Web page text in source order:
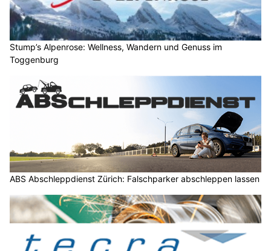
Stump’s Alpenrose: Wellness, Wandern und Genuss im
Toggenburg
ABS Abschleppdienst Zürich: Falschparker abschleppen lassen